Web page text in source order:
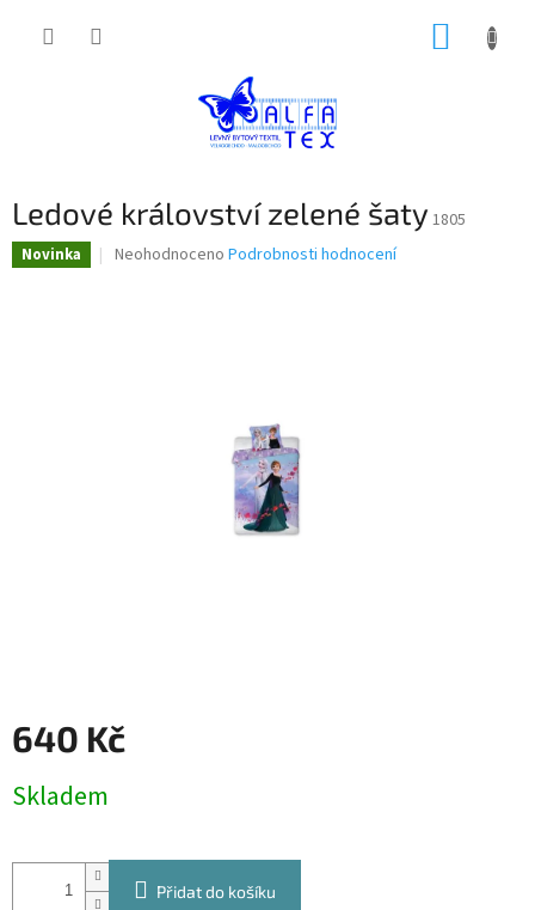
Ledové království zelené šaty 1805
Novinka
Průměrné
Neohodnoceno Podrobnosti hodnocení
640 Kč
cena:
Skladem
Přidat do košíku